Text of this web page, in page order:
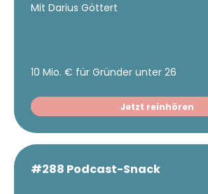
Mit Darius Göttert
10 Mio. € für Gründer unter 26
Jetzt reinhören
#288 Podcast-Snack